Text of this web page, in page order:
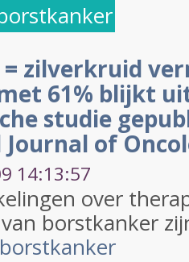
= zilverkruid
61% blijkt
studie
of
14:13:57
over
borstkanker